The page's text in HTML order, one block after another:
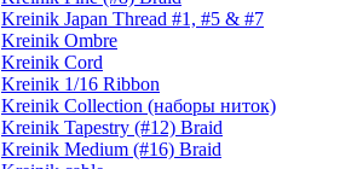
Kreinik Japan Thread #1, #5 & #7
Kreinik Ombre
Kreinik Cord
Kreinik 1/16 Ribbon
Kreinik Collection (наборы ниток)
Kreinik Tapestry (#12) Braid
Kreinik Medium (#16) Braid